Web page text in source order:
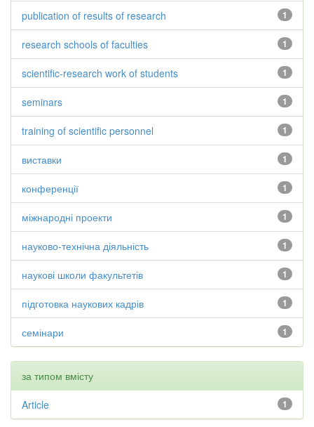
1
publication of results of research
1
research schools of faculties
1
scientific-research work of students
1
seminars
1
training of scientific personnel
1
виставки
1
конференції
1
міжнародні проекти
1
науково-технічна діяльність
1
наукові школи факультетів
1
підготовка наукових кадрів
1
семінари
за типом вмісту
1
Article